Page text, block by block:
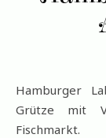
Hamburger Labskaus gehört zu Hamburg wie rote
Grütze mit
Fischmarkt.